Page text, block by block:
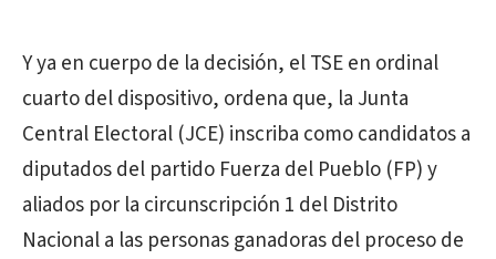
Y ya en cuerpo de la decisión, el TSE en ordinal
cuarto del dispositivo, ordena que, la Junta
Central Electoral (JCE) inscriba como candidatos a
diputados del partido Fuerza del Pueblo (FP) y
aliados por la circunscripción 1 del Distrito
Nacional a las personas ganadoras del proceso de